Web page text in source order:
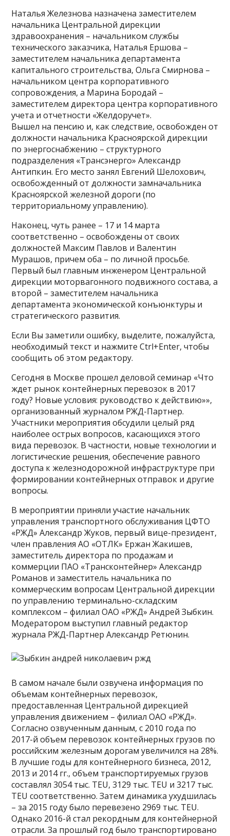
Наталья Железнова назначена заместителем
начальника Центральной дирекции
здравоохранения – начальником службы
технического заказчика, Наталья Ершова –
заместителем начальника департамента
капитального строительства, Ольга Смирнова –
начальником центра корпоративного
сопровождения, а Марина Бородай –
заместителем директора центра корпоративного
учета и отчетности «Желдоручет».
Вышел на пенсию и, как следствие, освобожден от
должности начальника Красноярской дирекции
по энергоснабжению – структурного
подразделения «Трансэнерго» Александр
Антипкин. Его место занял Евгений Шелохович,
освобожденный от должности замначальника
Красноярской железной дороги (по
территориальному управлению).
Наконец, чуть ранее – 17 и 14 марта
соответственно – освобождены от своих
должностей Максим Павлов и Валентин
Мурашов, причем оба – по личной просьбе.
Первый был главным инженером Центральной
дирекции моторвагонного подвижного состава, а
второй – заместителем начальника
департамента экономической конъюнктуры и
стратегического развития.
Если Вы заметили ошибку, выделите, пожалуйста,
необходимый текст и нажмите Ctrl+Enter, чтобы
сообщить об этом редактору.
Сегодня в Москве прошел деловой семинар «Что
ждет рынок контейнерных перевозок в 2017
году? Новые условия: руководство к действию»»,
организованный журналом РЖД-Партнер.
Участники мероприятия обсудили целый ряд
наиболее острых вопросов, касающихся этого
вида перевозок. В частности, новые технологии и
логистические решения, обеспечение равного
доступа к железнодорожной инфраструктуре при
формировании контейнерных отправок и другие
вопросы.
В мероприятии приняли участие начальник
управления транспортного обслуживания ЦФТО
«РЖД» Александр Жуков, первый вице-президент,
член правления АО «ОТЛК» Ержан Жакишев,
заместитель директора по продажам и
коммерции ПАО «Трансконтейнер» Александр
Романов и заместитель начальника по
коммерческим вопросам Центральной дирекции
по управлению терминально-складским
комплексом – филиал ОАО «РЖД» Андрей Зыбкин.
Модератором выступил главный редактор
журнала РЖД-Партнер Александр Ретюнин.
В самом начале были озвучена информация по
объемам контейнерных перевозок,
предоставленная Центральной дирекцией
управления движением – филиал ОАО «РЖД».
Согласно озвученным данным, с 2010 года по
2017-й объем перевозок контейнерных грузов по
российским железным дорогам увеличился на 28%.
В лучшие годы для контейнерного бизнеса, 2012,
2013 и 2014 гг., объем транспортируемых грузов
составлял 3054 тыс. TEU, 3129 тыс. TEU и 3217 тыс.
TEU соответственно. Затем динамика ухудшилась
– за 2015 году было перевезено 2969 тыс. TEU.
Однако 2016-й стал рекордным для контейнерной
отрасли. За прошлый год было транспортировано